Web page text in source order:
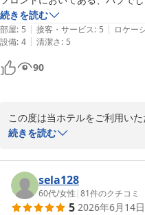
また利用したいと思います
続きを読む
部屋: 5 | 接客・サービス: 5 | ロケー
設備: 4 | 清潔さ: 5
90
この度は当ホテルをご利用い
ました。また口コミへの投稿
お部屋からの花火も楽しまれ
ぜひ次回のご利用をスタッフ
本当にありがとうございました
続きを読む
sela128
60代/女性 |81件のクチコミ
5 2026年6月14日